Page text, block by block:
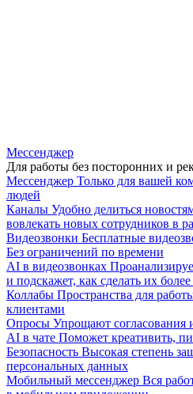
Мессенджер
Для работы без посторонних и
Мессенджер Только для вашей
людей
Каналы Удобно делиться
вовлекать новых сотрудников в
Видеозвонки Бесплатные
Без ограничений по времени
AI в видеозвонках
и подскажет, как сделать их
Коллабы Пространства для
клиентами
Опросы Упрощают согласования
AI в чате Поможет креативить,
Безопасность Высокая степень
персональных данных
Мобильный мессенджер Вся